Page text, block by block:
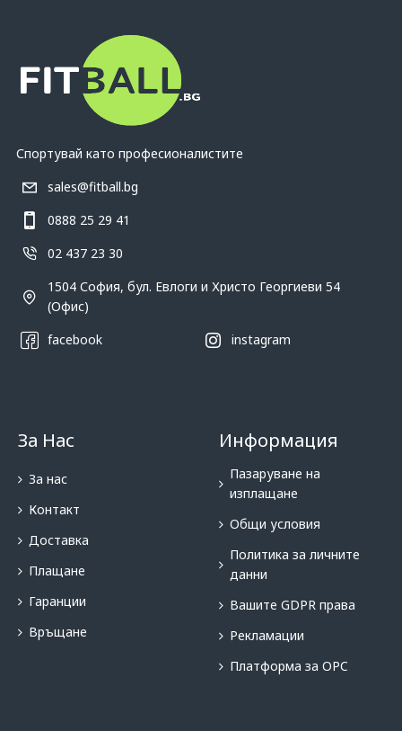
Спортувай като професионалистите
sales@fitball.bg
0888 25 29 41
02 437 23 30
1504 София, бул. Евлоги и Христо Георгиеви 54
(Офис)
facebook
instagram
За Нас
За нас
Контакт
Доставка
Плащане
Гаранции
Връщане
Информация
Пазаруване на
изплащане
Общи условия
Политика за личните
данни
Вашите GDPR права
Рекламации
Платформа за OPC